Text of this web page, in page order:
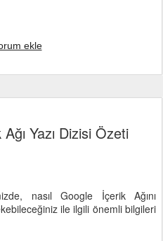
ekle
Yazı Dizisi Özeti
nasıl Google İçerik Ağını
ile ilgili önemli bilgileri